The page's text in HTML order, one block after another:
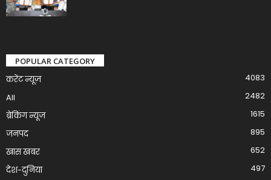
POPULAR CATEGORY
करेंट न्यूज़
4083
All
2482
ब्रेकिंग न्यूज
1615
जनपद
895
खास खबर
652
देश-दुनिया
497